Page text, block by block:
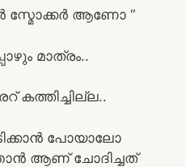
സ്മോക്കർ ആണോ “
മാത്രം..
കത്തിച്ചില്ല..
പോയാലോ
ഞാൻ ആണ്‌ ചോദിച്ചത്